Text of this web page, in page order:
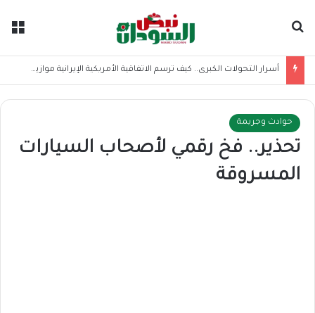
أسرار التحولات الكبرى.. كيف ترسم الاتفاقية الأمريكية الإيرانية موازين القوى بالمنطقة؟
حوادث وجريمة
تحذير.. فخ رقمي لأصحاب السيارات
المسروقة